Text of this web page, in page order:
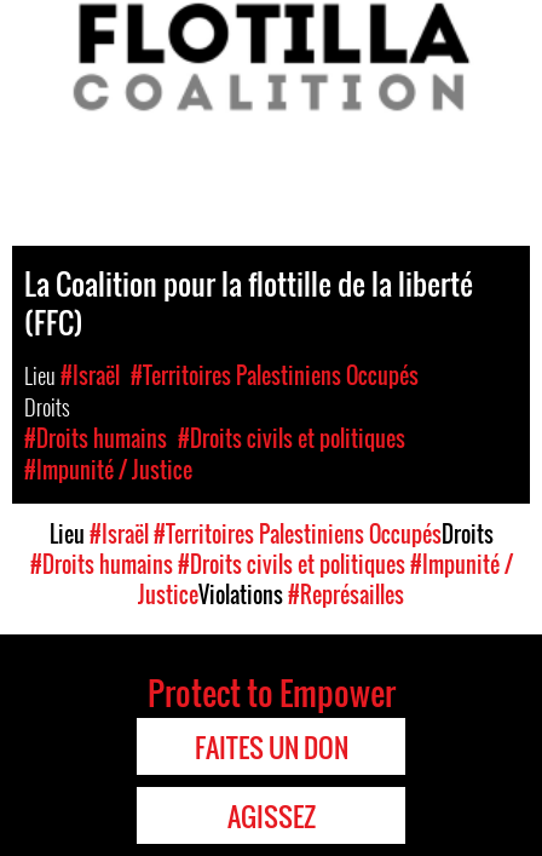
La Coalition pour la flottille de la liberté
(FFC)
Lieu#Israël #Territoires Palestiniens Occupés
Droits
#Droits humains #Droits civils et politiques
#Impunité / Justice
Lieu#Israël#Territoires Palestiniens OccupésDroits
#Droits humains#Droits civils et politiques#Impunité /
JusticeViolations#Représailles
Protect to Empower
FAITES UN DON
AGISSEZ